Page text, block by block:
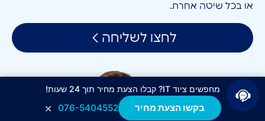
או בכל שיטה אחרת.
לחצו לשליחה
מחפשים ציוד IT? קבלו הצעת מחיר תוך 24 שעות!
בקשו הצעת מחיר 076-5404552
×